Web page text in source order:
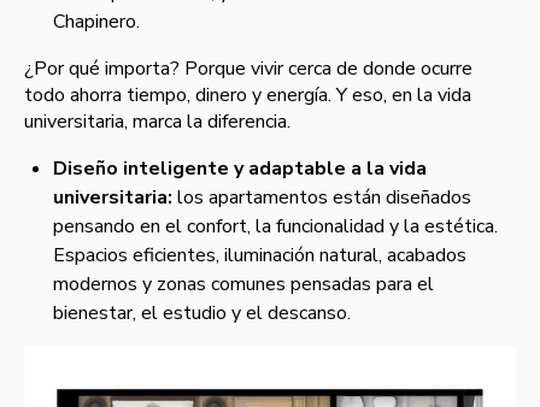
Chapinero.
¿Por qué importa? Porque vivir cerca de donde ocurre
todo ahorra tiempo, dinero y energía. Y eso, en la vida
universitaria, marca la diferencia.
Diseño inteligente y adaptable a la vida
universitaria: los apartamentos están diseñados
pensando en el confort, la funcionalidad y la estética.
Espacios eficientes, iluminación natural, acabados
modernos y zonas comunes pensadas para el
bienestar, el estudio y el descanso.